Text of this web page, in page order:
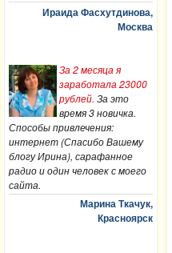
Ираида Фасхутдинова,
Москва
За 2 месяца я
заработала 23000
рублей. За это
время 3 новичка.
Способы привлечения:
интернет (Спасибо Вашему
блогу Ирина), сарафанное
радио и один человек с моего
сайта.
Марина Ткачук,
Красноярск